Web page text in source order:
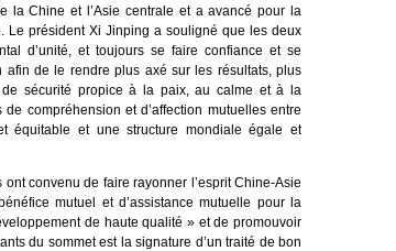
la Chine et l’Asie centrale et a avancé pour la
Le président Xi Jinping a souligné que les deux
d’unité, et toujours se faire confiance et se
afin de le rendre plus axé sur les résultats, plus
sécurité propice à la paix, au calme et à la
compréhension et d’affection mutuelles entre
équitable et une structure mondiale égale et
convenu de faire rayonner l’esprit Chine-Asie
mutuel et d’assistance mutuelle pour la
de haute qualité » et de promouvoir
du sommet est la signature d’un traité de bon